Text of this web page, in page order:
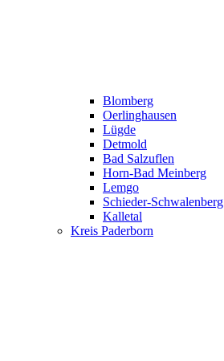
Blomberg
Oerlinghausen
Lügde
Detmold
Bad Salzuflen
Horn-Bad Meinberg
Lemgo
Schieder-Schwalenberg
Kalletal
Kreis Paderborn